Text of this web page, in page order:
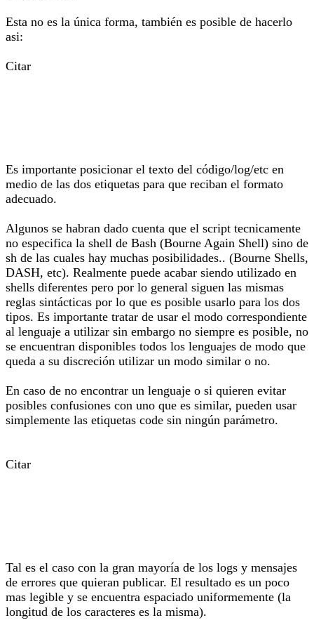
Esta no es la única forma, también es posible de hacerlo
asi:
Citar
Es importante posicionar el texto del código/log/etc en
medio de las dos etiquetas para que reciban el formato
adecuado.
Algunos se habran dado cuenta que el script tecnicamente
no especifica la shell de Bash (Bourne Again Shell) sino de
sh de las cuales hay muchas posibilidades.. (Bourne Shells,
DASH, etc). Realmente puede acabar siendo utilizado en
shells diferentes pero por lo general siguen las mismas
reglas sintácticas por lo que es posible usarlo para los dos
tipos. Es importante tratar de usar el modo correspondiente
al lenguaje a utilizar sin embargo no siempre es posible, no
se encuentran disponibles todos los lenguajes de modo que
queda a su discreción utilizar un modo similar o no.
En caso de no encontrar un lenguaje o si quieren evitar
posibles confusiones con uno que es similar, pueden usar
simplemente las etiquetas code sin ningún parámetro.
Citar
Tal es el caso con la gran mayoría de los logs y mensajes
de errores que quieran publicar. El resultado es un poco
mas legible y se encuentra espaciado uniformemente (la
longitud de los caracteres es la misma).